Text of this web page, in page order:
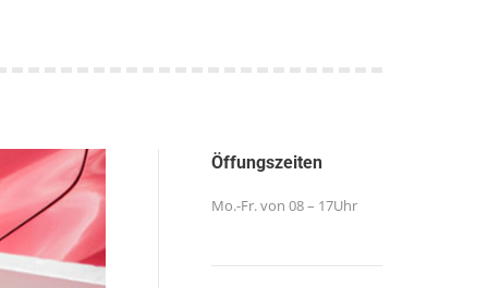
Öffungszeiten
Mo.-Fr. von 08 – 17Uhr